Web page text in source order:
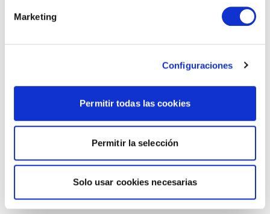
Marketing
Configuraciones
Permitir todas las cookies
Permitir la selección
Solo usar cookies necesarias